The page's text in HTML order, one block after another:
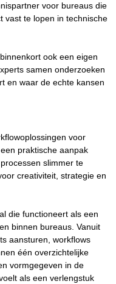
voor bureaus die
vast te lopen in technische
ook een eigen
samen onderzoeken
en waar de echte kansen
voor
praktische aanpak
slimmer te
creativiteit, strategie en
die functioneert als een
binnen bureaus. Vanuit
aansturen, workflows
één overzichtelijke
vormgegeven in de
als een verlengstuk